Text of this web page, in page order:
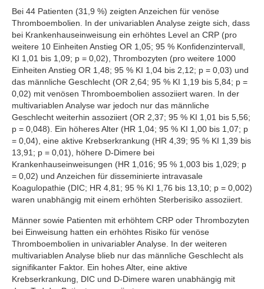
Bei 44 Patienten (31,9 %) zeigten Anzeichen für venöse
Thromboembolien. In der univariablen Analyse zeigte sich, dass
bei Krankenhauseinweisung ein erhöhtes Level an CRP (pro
weitere 10 Einheiten Anstieg OR 1,05; 95 % Konfidenzintervall,
KI 1,01 bis 1,09; p = 0,02), Thrombozyten (pro weitere 1000
Einheiten Anstieg OR 1,48; 95 % KI 1,04 bis 2,12; p = 0,03) und
das männliche Geschlecht (OR 2,64; 95 % KI 1,19 bis 5,84; p =
0,02) mit venösen Thromboembolien assoziiert waren. In der
multivariablen Analyse war jedoch nur das männliche
Geschlecht weiterhin assoziiert (OR 2,37; 95 % KI 1,01 bis 5,56;
p = 0,048). Ein höheres Alter (HR 1,04; 95 % KI 1,00 bis 1,07; p
= 0,04), eine aktive Krebserkrankung (HR 4,39; 95 % KI 1,39 bis
13,91; p = 0,01), höhere D-Dimere bei
Krankenhauseinweisungen (HR 1,016; 95 % 1,003 bis 1,029; p
= 0,02) und Anzeichen für disseminierte intravasale
Koagulopathie (DIC; HR 4,81; 95 % KI 1,76 bis 13,10; p = 0,002)
waren unabhängig mit einem erhöhten Sterberisiko assoziiert.
Männer sowie Patienten mit erhöhtem CRP oder Thrombozyten
bei Einweisung hatten ein erhöhtes Risiko für venöse
Thromboembolien in univariabler Analyse. In der weiteren
multivariablen Analyse blieb nur das männliche Geschlecht als
signifikanter Faktor. Ein hohes Alter, eine aktive
Krebserkrankung, DIC und D-Dimere waren unabhängig mit